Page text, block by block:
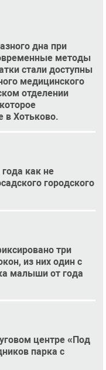
дна при
методы
стали доступны
медицинского
отделении
в Хотьково.
как не
городского
три
из них один с
малыши от года
центре «Под
парка с